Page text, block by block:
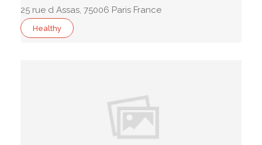
25 rue d Assas, 75006 Paris France
Healthy